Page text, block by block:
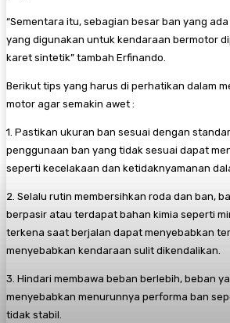
“Sementara itu, sebagian besar ban yang
yang digunakan untuk kendaraan bermotor
karet sintetik” tambah Erfinando.
Berikut tips yang harus di perhatikan dalam
motor agar semakin awet :
1. Pastikan ukuran ban sesuai dengan
penggunaan ban yang tidak sesuai dapat
seperti kecelakaan dan ketidaknyamanan
2. Selalu rutin membersihkan roda dan ban,
berpasir atau terdapat bahan kimia seperti
terkena saat berjalan dapat menyebabkan
menyebabkan kendaraan sulit dikendalikan.
3. Hindari membawa beban berlebih, beban
menyebabkan menurunnya performa ban
tidak stabil.